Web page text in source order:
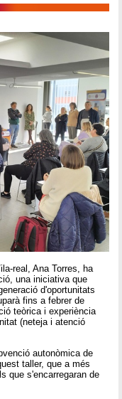
real, Ana Torres, ha
una iniciativa que
d'oportunitats
fins a febrer de
teòrica i experiència
(neteja i atenció
autonòmica de
taller, que a més
que s'encarregaran de